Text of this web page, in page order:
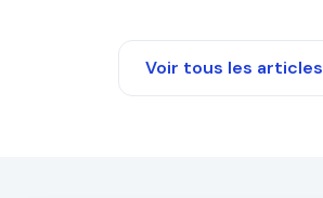
Voir tous les articles